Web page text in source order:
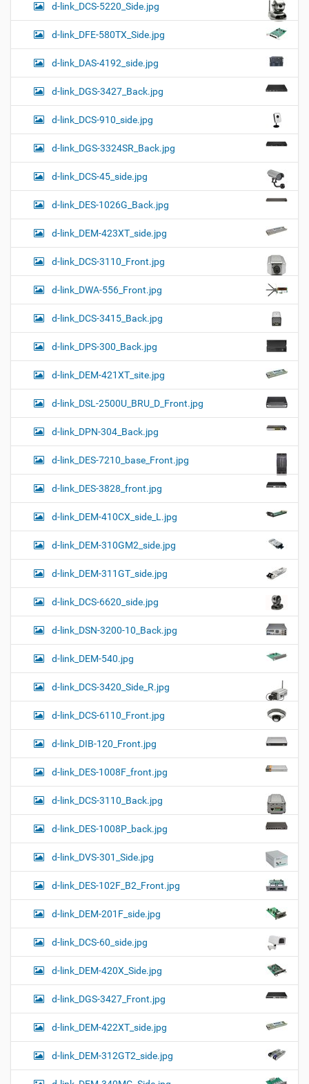
d-link_DCS-5220_Side.jpg
d-link_DFE-580TX_Side.jpg
d-link_DAS-4192_side.jpg
d-link_DGS-3427_Back.jpg
d-link_DCS-910_side.jpg
d-link_DGS-3324SR_Back.jpg
d-link_DCS-45_side.jpg
d-link_DES-1026G_Back.jpg
d-link_DEM-423XT_side.jpg
d-link_DCS-3110_Front.jpg
d-link_DWA-556_Front.jpg
d-link_DCS-3415_Back.jpg
d-link_DPS-300_Back.jpg
d-link_DEM-421XT_site.jpg
d-link_DSL-2500U_BRU_D_Front.jpg
d-link_DPN-304_Back.jpg
d-link_DES-7210_base_Front.jpg
d-link_DES-3828_front.jpg
d-link_DEM-410CX_side_L.jpg
d-link_DEM-310GM2_side.jpg
d-link_DEM-311GT_side.jpg
d-link_DCS-6620_side.jpg
d-link_DSN-3200-10_Back.jpg
d-link_DEM-540.jpg
d-link_DCS-3420_Side_R.jpg
d-link_DCS-6110_Front.jpg
d-link_DIB-120_Front.jpg
d-link_DES-1008F_front.jpg
d-link_DCS-3110_Back.jpg
d-link_DES-1008P_back.jpg
d-link_DVS-301_Side.jpg
d-link_DES-102F_B2_Front.jpg
d-link_DEM-201F_side.jpg
d-link_DCS-60_side.jpg
d-link_DEM-420X_Side.jpg
d-link_DGS-3427_Front.jpg
d-link_DEM-422XT_side.jpg
d-link_DEM-312GT2_side.jpg